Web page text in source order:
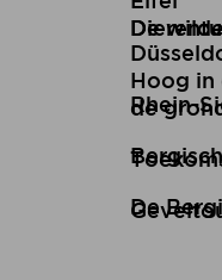
De
Hoog in
de
Rhein-
De